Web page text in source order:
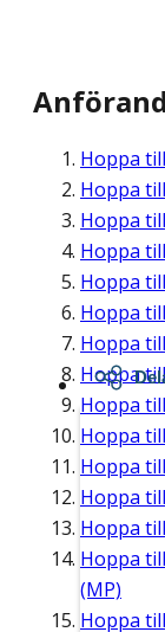
Hoppa till
Hoppa till
Hoppa till
Hoppa till
Hoppa till
Hoppa till
Hoppa till
Hoppa
Hoppa till
Hoppa till
Hoppa till
Hoppa till
Hoppa till
Hoppa till
(MP)
Hoppa till